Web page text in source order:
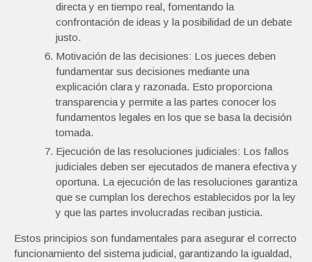
directa y en tiempo real, fomentando la
confrontación de ideas y la posibilidad de un debate
justo.
Motivación de las decisiones: Los jueces deben
fundamentar sus decisiones mediante una
explicación clara y razonada. Esto proporciona
transparencia y permite a las partes conocer los
fundamentos legales en los que se basa la decisión
tomada.
Ejecución de las resoluciones judiciales: Los fallos
judiciales deben ser ejecutados de manera efectiva y
oportuna. La ejecución de las resoluciones garantiza
que se cumplan los derechos establecidos por la ley
y que las partes involucradas reciban justicia.
Estos principios son fundamentales para asegurar el correcto
funcionamiento del sistema judicial, garantizando la igualdad,